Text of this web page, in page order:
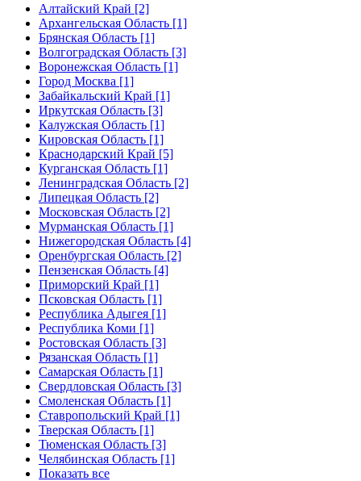
Алтайский Край [2]
Архангельская Область [1]
Брянская Область [1]
Волгоградская Область [3]
Воронежская Область [1]
Город Москва [1]
Забайкальский Край [1]
Иркутская Область [3]
Калужская Область [1]
Кировская Область [1]
Краснодарский Край [5]
Курганская Область [1]
Ленинградская Область [2]
Липецкая Область [2]
Московская Область [2]
Мурманская Область [1]
Нижегородская Область [4]
Оренбургская Область [2]
Пензенская Область [4]
Приморский Край [1]
Псковская Область [1]
Республика Адыгея [1]
Республика Коми [1]
Ростовская Область [3]
Рязанская Область [1]
Самарская Область [1]
Свердловская Область [3]
Смоленская Область [1]
Ставропольский Край [1]
Тверская Область [1]
Тюменская Область [3]
Челябинская Область [1]
Показать все